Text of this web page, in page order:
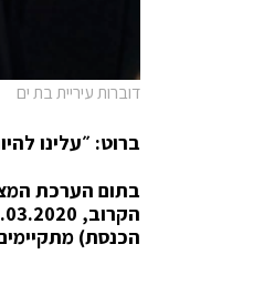
דוברות עיריית בת ים
ברוט: ״עלינו
בתום הערכת
הכנסת)